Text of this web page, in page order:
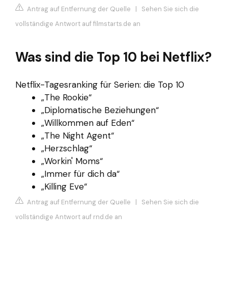
Antrag auf Entfernung der Quelle | Sehen Sie sich die
vollständige Antwort auf filmstarts.de an
Was sind die Top 10 bei Netflix?
Netflix-Tagesranking für Serien: die Top 10
„The Rookie“
„Diplomatische Beziehungen“
„Willkommen auf Eden“
„The Night Agent“
„Herzschlag“
„Workin' Moms“
„Immer für dich da“
„Killing Eve“
Antrag auf Entfernung der Quelle | Sehen Sie sich die
vollständige Antwort auf rnd.de an